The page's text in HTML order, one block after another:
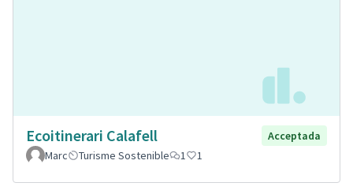
Ecoitinerari Calafell
Acceptada
Marc
Turisme Sostenible 1 1